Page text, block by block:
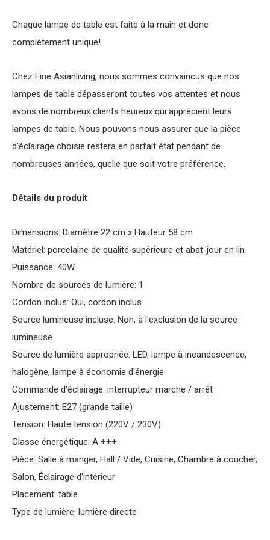
Chaque lampe de table est faite à la main et donc
complètement unique!
Chez Fine Asianliving, nous sommes convaincus que nos
lampes de table dépasseront toutes vos attentes et nous
avons de nombreux clients heureux qui apprécient leurs
lampes de table. Nous pouvons nous assurer que la pièce
d'éclairage choisie restera en parfait état pendant de
nombreuses années, quelle que soit votre préférence.
Détails du produit
Dimensions: Diamètre 22 cm x Hauteur 58 cm
Matériel: porcelaine de qualité supérieure et abat-jour en lin
Puissance: 40W
Nombre de sources de lumière: 1
Cordon inclus: Oui, cordon inclus
Source lumineuse incluse: Non, à l'exclusion de la source
lumineuse
Source de lumière appropriée: LED, lampe à incandescence,
halogène, lampe à économie d'énergie
Commande d'éclairage: interrupteur marche / arrêt
Ajustement: E27 (grande taille)
Tension: Haute tension (220V / 230V)
Classe énergétique: A +++
Pièce: Salle à manger, Hall / Vide, Cuisine, Chambre à coucher,
Salon, Éclairage d'intérieur
Placement: table
Type de lumière: lumière directe